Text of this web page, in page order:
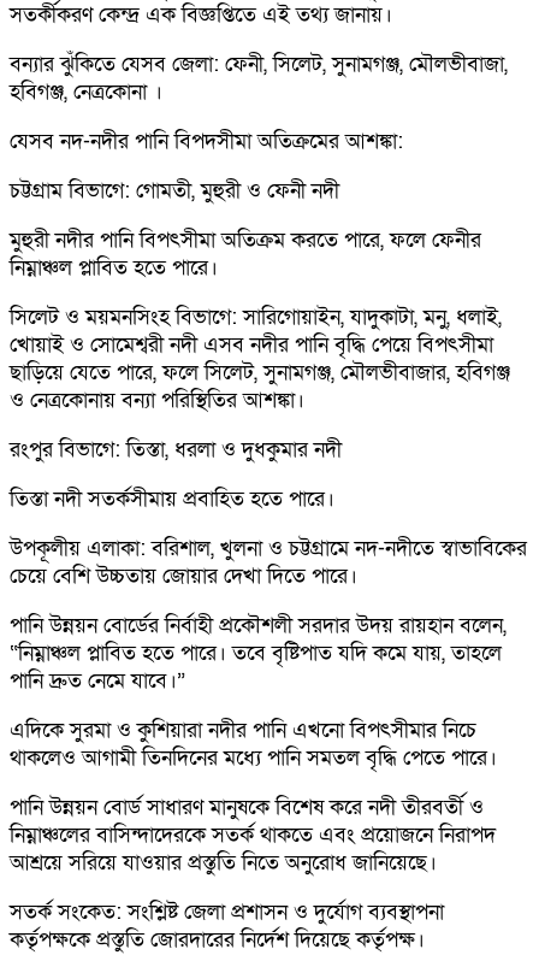
সতর্কীকরণ কেন্দ্র এক বিজ্ঞপ্তিতে এই তথ্য জানায়।
বন্যার ঝুঁকিতে যেসব জেলা: ফেনী, সিলেট, সুনামগঞ্জ, মৌলভীবাজা,
হবিগঞ্জ, নেত্রকোনা ।
যেসব নদ-নদীর পানি বিপদসীমা অতিক্রমের আশঙ্কা:
চট্টগ্রাম বিভাগে: গোমতী, মুহুরী ও ফেনী নদী
মুহুরী নদীর পানি বিপৎসীমা অতিক্রম করতে পারে, ফলে ফেনীর
নিম্নাঞ্চল প্লাবিত হতে পারে।
সিলেট ও ময়মনসিংহ বিভাগে: সারিগোয়াইন, যাদুকাটা, মনু, ধলাই,
খোয়াই ও সোমেশ্বরী নদী এসব নদীর পানি বৃদ্ধি পেয়ে বিপৎসীমা
ছাড়িয়ে যেতে পারে, ফলে সিলেট, সুনামগঞ্জ, মৌলভীবাজার, হবিগঞ্জ
ও নেত্রকোনায় বন্যা পরিস্থিতির আশঙ্কা।
রংপুর বিভাগে: তিস্তা, ধরলা ও দুধকুমার নদী
তিস্তা নদী সতর্কসীমায় প্রবাহিত হতে পারে।
উপকূলীয় এলাকা: বরিশাল, খুলনা ও চট্টগ্রামে নদ-নদীতে স্বাভাবিকের
চেয়ে বেশি উচ্চতায় জোয়ার দেখা দিতে পারে।
পানি উন্নয়ন বোর্ডের নির্বাহী প্রকৌশলী সরদার উদয় রায়হান বলেন,
“নিম্নাঞ্চল প্লাবিত হতে পারে। তবে বৃষ্টিপাত যদি কমে যায়, তাহলে
পানি দ্রুত নেমে যাবে।”
এদিকে সুরমা ও কুশিয়ারা নদীর পানি এখনো বিপৎসীমার নিচে
থাকলেও আগামী তিনদিনের মধ্যে পানি সমতল বৃদ্ধি পেতে পারে।
পানি উন্নয়ন বোর্ড সাধারণ মানুষকে বিশেষ করে নদী তীরবর্তী ও
নিম্নাঞ্চলের বাসিন্দাদেরকে সতর্ক থাকতে এবং প্রয়োজনে নিরাপদ
আশ্রয়ে সরিয়ে যাওয়ার প্রস্তুতি নিতে অনুরোধ জানিয়েছে।
সতর্ক সংকেত: সংশ্লিষ্ট জেলা প্রশাসন ও দুর্যোগ ব্যবস্থাপনা
কর্তৃপক্ষকে প্রস্তুতি জোরদারের নির্দেশ দিয়েছে কর্তৃপক্ষ।